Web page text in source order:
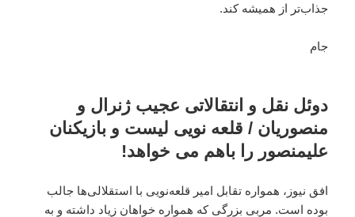
جذاب‌تر از همیشه کند.
جام
دوئل نقل و انتقالاتی عجیب ژنرال و
منصوریان / قلعه نویی لیست و بازیکنان
علیمنصور را باهم می خواهد!
افق نیوز، همواره تقابل امیر قلعه‌نویی با استقلالی‌ها جالب
بوده است. مربی بزرگی که همواره خواهان زیاد داشته و به